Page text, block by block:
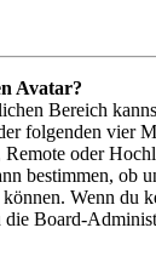
Avatar?
Bereich
folgenden vier
Remote oder
bestimmen, ob
Wenn du
die Board-